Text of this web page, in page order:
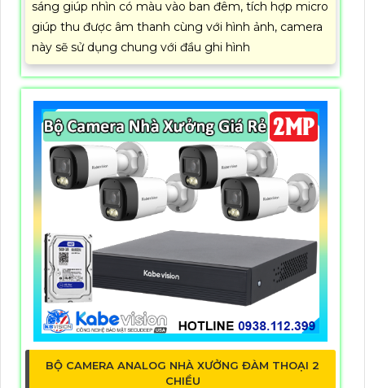
sáng giúp nhìn có màu vào ban đêm, tích hợp micro
giúp thu được âm thanh cùng với hình ảnh, camera
này sẽ sử dụng chung với đầu ghi hình
BỘ CAMERA ANALOG NHÀ XƯỞNG ĐÀM THOẠI 2
CHIỀU